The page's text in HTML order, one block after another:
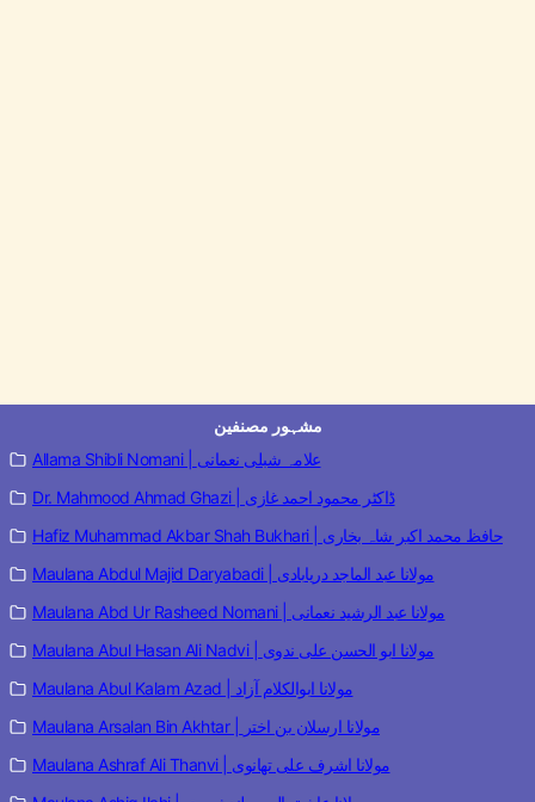
مشہور مصنفین
Allama Shibli Nomani | علامہ شبلی نعمانی
Dr. Mahmood Ahmad Ghazi | ڈاکٹر محمود احمد غازی
Hafiz Muhammad Akbar Shah Bukhari | حافظ محمد اکبر شاہ بخاری
Maulana Abdul Majid Daryabadi | مولانا عبد الماجد دریابادی
Maulana Abd Ur Rasheed Nomani | مولانا عبد الرشید نعمانی
Maulana Abul Hasan Ali Nadvi | مولانا ابو الحسن علی ندوی
Maulana Abul Kalam Azad | مولانا ابوالکلام آزاد
Maulana Arsalan Bin Akhtar | مولانا ارسلان بن اختر
Maulana Ashraf Ali Thanvi | مولانا اشرف علی تھانوی